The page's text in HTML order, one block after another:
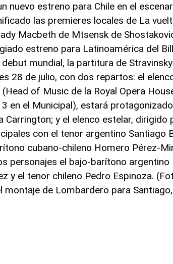
nuevo estreno para Chile en el
las premieres locales de La
Macbeth de Mtsensk de
estreno para Latinoamérica del
mundial, la partitura de
28 de julio, con dos repartos: el
of Music de la Royal Opera
en el Municipal), estará
Carrington; y el elenco estelar, dirigido
con el tenor argentino Santiago
cubano-chileno Homero Pérez-
personajes el bajo-barítono argentino
y el tenor chileno Pedro Espinoza.
montaje de Lombardero para